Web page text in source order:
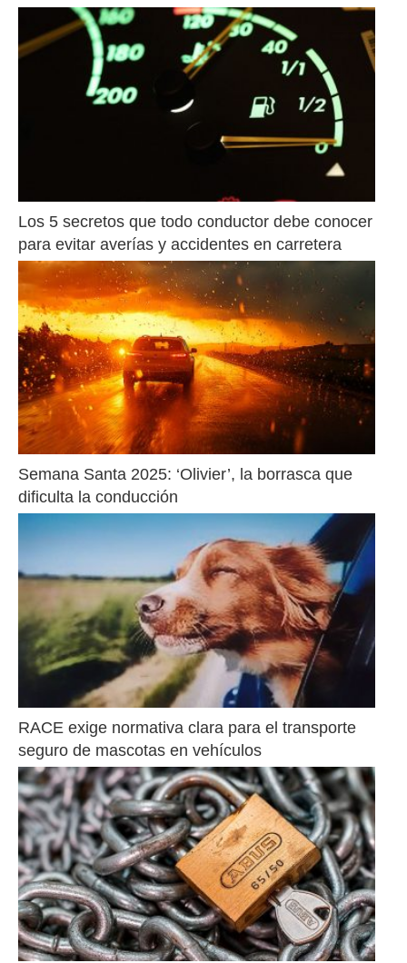
Los 5 secretos que todo conductor debe conocer
para evitar averías y accidentes en carretera
Semana Santa 2025: ‘Olivier’, la borrasca que
dificulta la conducción
RACE exige normativa clara para el transporte
seguro de mascotas en vehículos